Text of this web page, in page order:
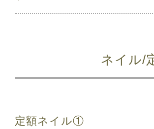
ネイル/
定額ネイル①